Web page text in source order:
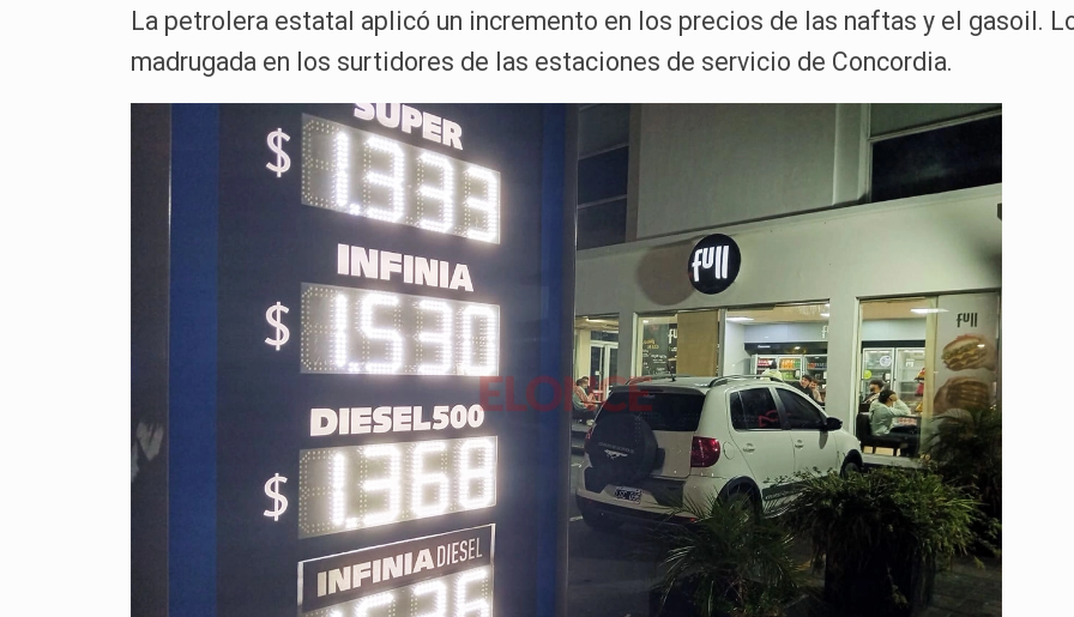
La petrolera estatal aplicó un incremento en los precios de las naftas y el gasoil.
madrugada en los surtidores de las estaciones de servicio de Concordia.